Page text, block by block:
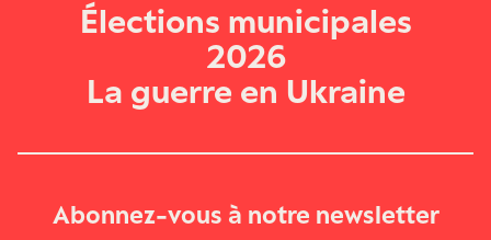
Élections municipales
2026
La guerre en Ukraine
Abonnez-vous à notre newsletter